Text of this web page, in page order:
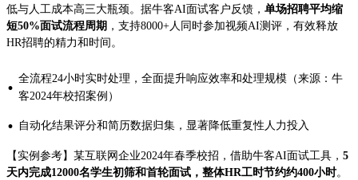
低与人工成本高三大瓶颈。据牛客AI面试客户反馈， 单场招聘平均缩
短50%面试流程周期 ，支持8000+人同时参加视频AI测评，有效释放
HR招聘的精力和时间。
· 全流程24小时实时处理，全面提升响应效率和处理规模（来源：牛
客2024年校招案例）
· 自动化结果评分和简历数据归集，显著降低重复性人力投入
【实例参考】某互联网企业2024年春季校招，借助牛客AI面试工具， 5
天内完成12000名学生初筛和首轮面试，整体HR工时节约约400小时。